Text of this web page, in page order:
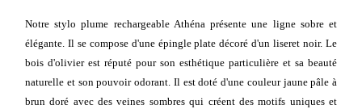
Notre stylo plume rechargeable Athéna présente une ligne sobre et
élégante. Il se compose d'une épingle plate décoré d'un liseret noir. Le
bois d'olivier est réputé pour son esthétique particulière et sa beauté
naturelle et son pouvoir odorant. Il est doté d'une couleur jaune pâle à
brun doré avec des veines sombres qui créent des motifs uniques et